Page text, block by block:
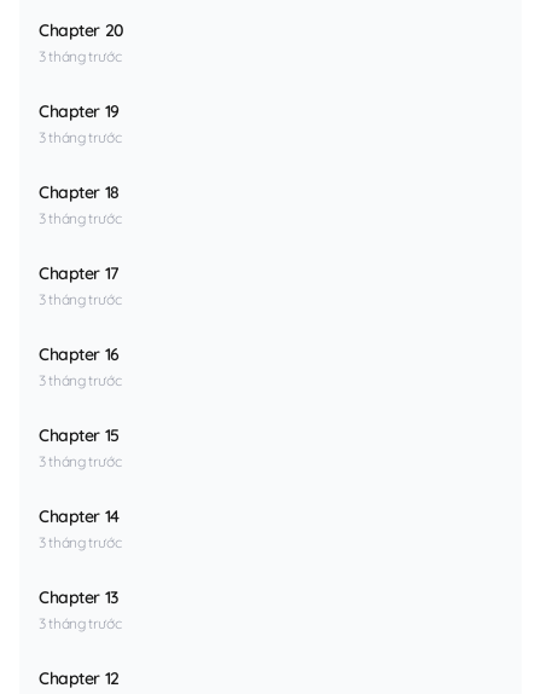
Chapter 20
3 tháng trước
Chapter 19
3 tháng trước
Chapter 18
3 tháng trước
Chapter 17
3 tháng trước
Chapter 16
3 tháng trước
Chapter 15
3 tháng trước
Chapter 14
3 tháng trước
Chapter 13
3 tháng trước
Chapter 12